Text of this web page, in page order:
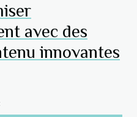
avec des
innovantes